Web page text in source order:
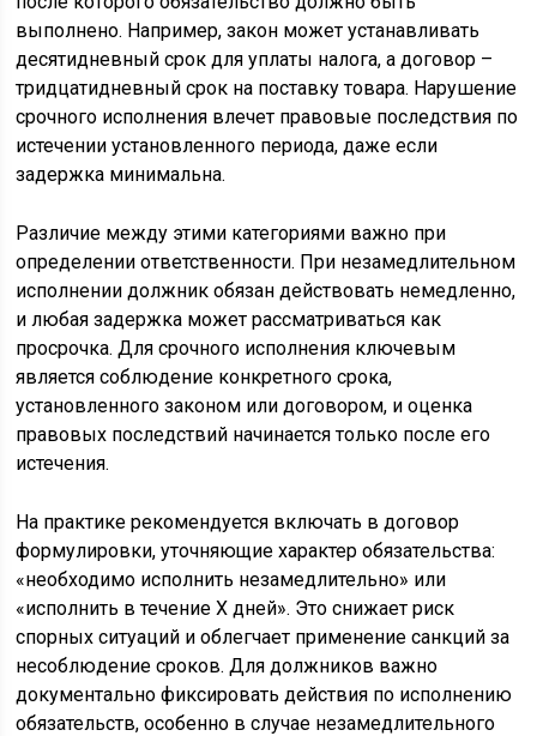
выполнено. Например, закон может устанавливать
десятидневный срок для уплаты налога, а договор –
тридцатидневный срок на поставку товара. Нарушение
срочного исполнения влечет правовые последствия по
истечении установленного периода, даже если
задержка минимальна.
Различие между этими категориями важно при
определении ответственности. При незамедлительном
исполнении должник обязан действовать немедленно,
и любая задержка может рассматриваться как
просрочка. Для срочного исполнения ключевым
является соблюдение конкретного срока,
установленного законом или договором, и оценка
правовых последствий начинается только после его
истечения.
На практике рекомендуется включать в договор
формулировки, уточняющие характер обязательства:
«необходимо исполнить незамедлительно» или
«исполнить в течение X дней». Это снижает риск
спорных ситуаций и облегчает применение санкций за
несоблюдение сроков. Для должников важно
документально фиксировать действия по исполнению
обязательств, особенно в случае незамедлительного